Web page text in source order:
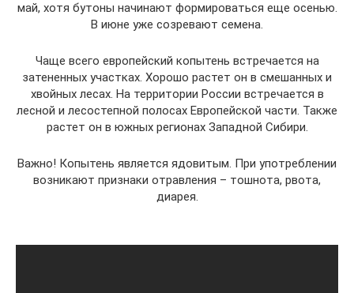
май, хотя бутоны начинают формироваться еще осенью.
В июне уже созревают семена.
Чаще всего европейский копытень встречается на
затененных участках. Хорошо растет он в смешанных и
хвойных лесах. На территории России встречается в
лесной и лесостепной полосах Европейской части. Также
растет он в южных регионах Западной Сибири.
Важно! Копытень является ядовитым. При употреблении
возникают признаки отравления – тошнота, рвота,
диарея.